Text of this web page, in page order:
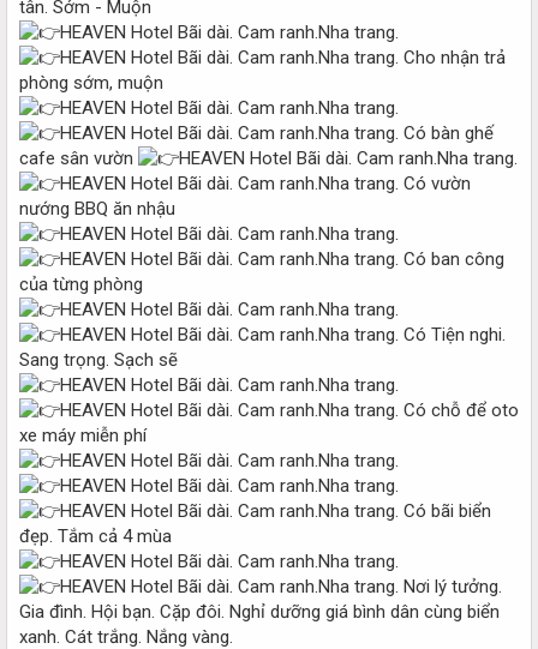
tân. Sớm - Muộn
Cho nhận trả
phòng sớm, muộn
Có bàn ghế
cafe sân vườn
Có vườn
nướng BBQ ăn nhậu
Có ban công
của từng phòng
Có Tiện nghi.
Sang trọng. Sạch sẽ
Có chỗ để oto
xe máy miễn phí
Có bãi biển
đẹp. Tắm cả 4 mùa
Nơi lý tưởng.
Gia đình. Hội bạn. Cặp đôi. Nghỉ dưỡng giá bình dân cùng biển
xanh. Cát trắng. Nắng vàng.